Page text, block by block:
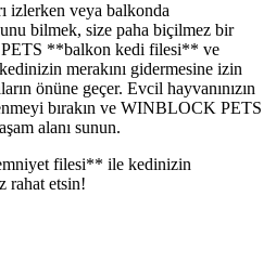
izlerken veya balkonda
bilmek, size paha biçilmez bir
**balkon kedi filesi** ve
merakını gidermesine izin
önüne geçer. Evcil hayvanınızın
bırakın ve WINBLOCK PETS
alanı sunun.
filesi** ile kedinizin
rahat etsin!